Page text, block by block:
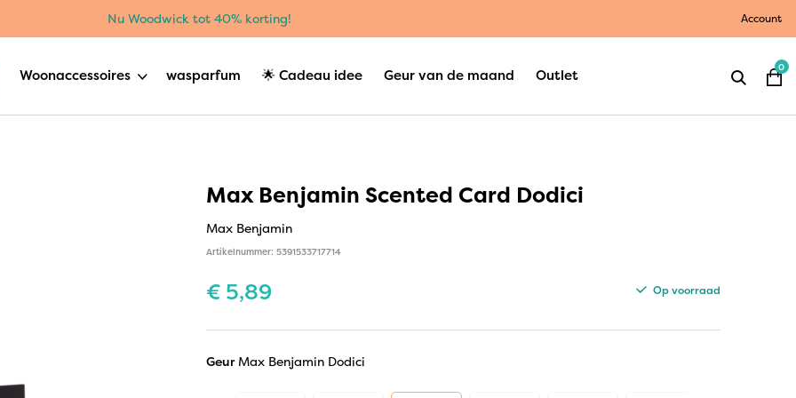
Nu Woodwick tot 40% korting! Account
Woonaccessoires wasparfum 🌟 Cadeau idee Geur van de maand Outlet 0
Max Benjamin Scented Card Dodici
Max Benjamin
Artikelnummer: 5391533717714
€5,89 Op voorraad
Geur Max Benjamin Dodici